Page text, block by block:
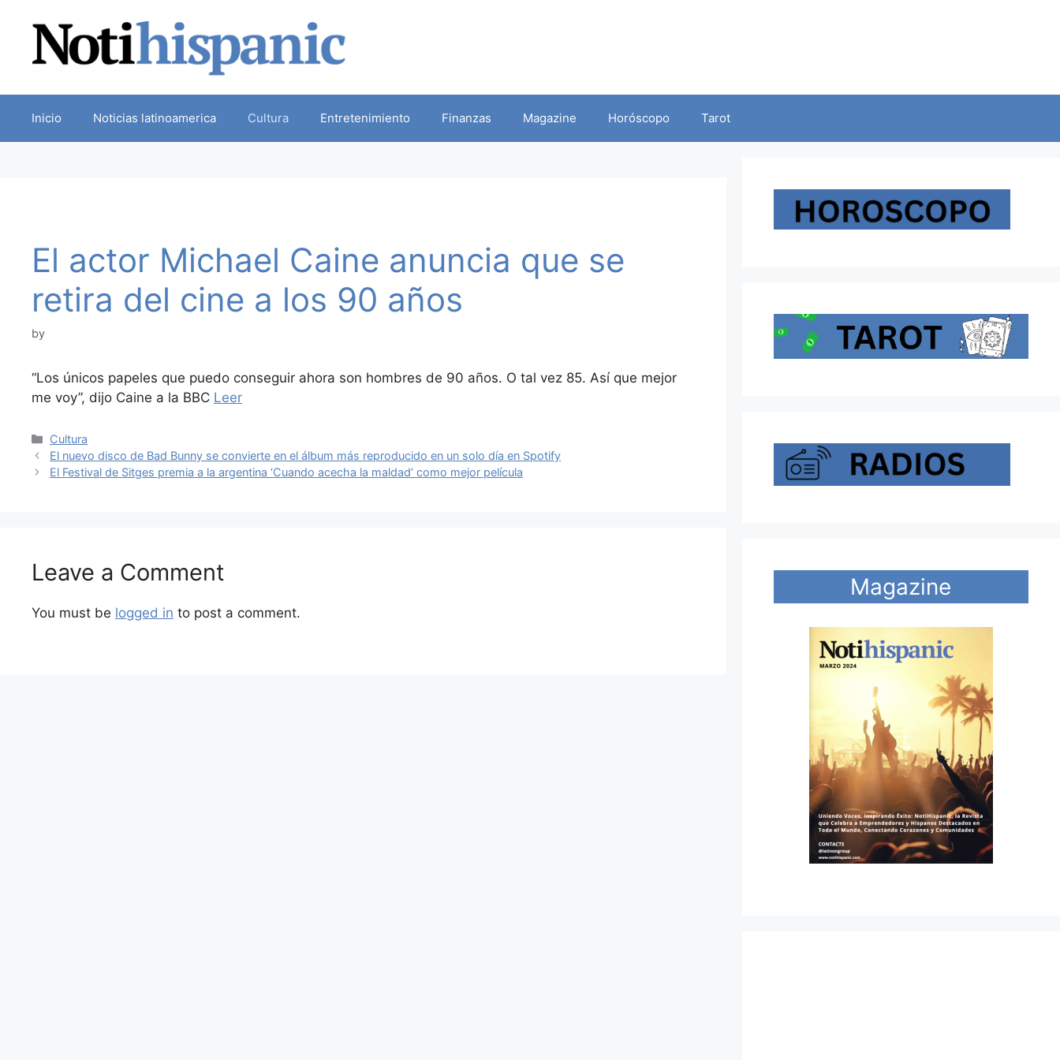
Inicio Noticias latinoamerica Cultura Entretenimiento Finanzas Magazine Horóscopo Tarot
El actor Michael Caine anuncia que se
retira del cine a los 90 años
by
“Los únicos papeles que puedo conseguir ahora son hombres de 90 años. O tal vez 85. Así que mejor
me voy”, dijo Caine a la BBC Leer
Categories
Cultura
El nuevo disco de Bad Bunny se convierte en el álbum más reproducido en un solo día en Spotify
El Festival de Sitges premia a la argentina ‘Cuando acecha la maldad’ como mejor película
Leave a Comment
You must be logged in to post a comment.
Magazine